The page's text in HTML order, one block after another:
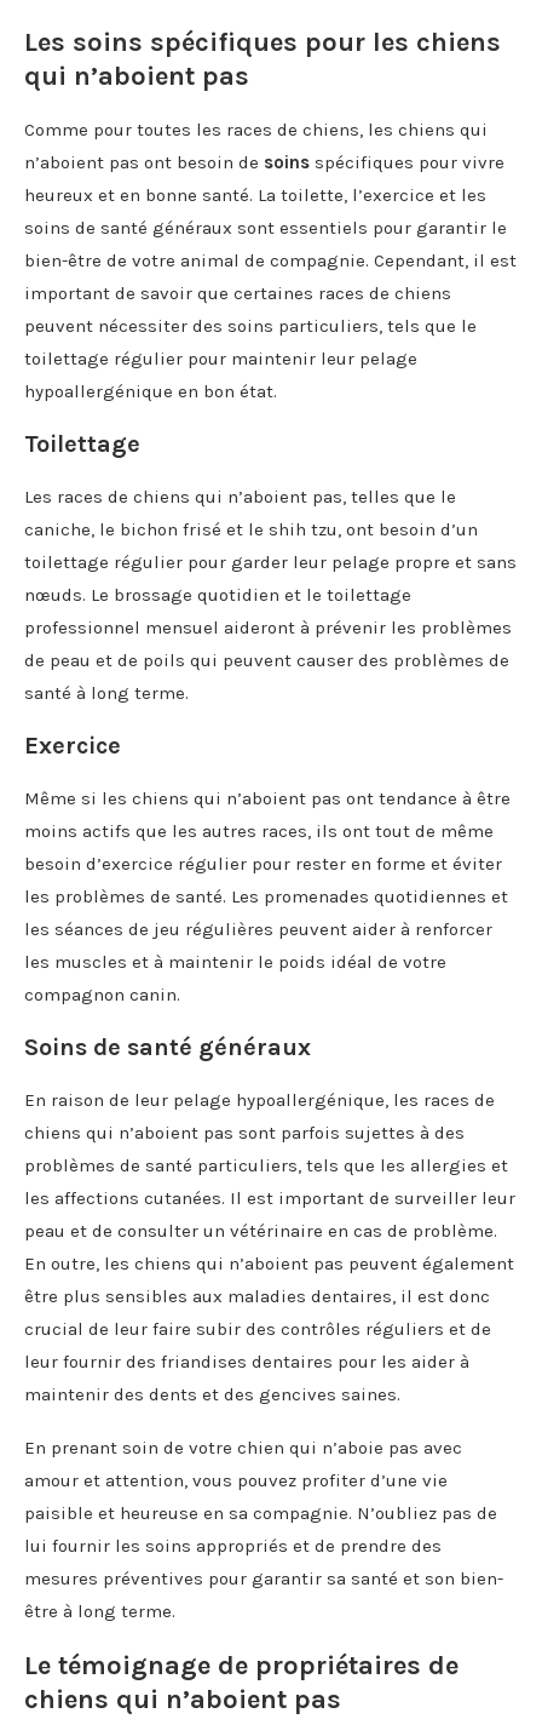
Les soins spécifiques pour les chiens
qui n’aboient pas
Comme pour toutes les races de chiens, les chiens qui
n’aboient pas ont besoin de soins spécifiques pour vivre
heureux et en bonne santé. La toilette, l’exercice et les
soins de santé généraux sont essentiels pour garantir le
bien-être de votre animal de compagnie. Cependant, il est
important de savoir que certaines races de chiens
peuvent nécessiter des soins particuliers, tels que le
toilettage régulier pour maintenir leur pelage
hypoallergénique en bon état.
Toilettage
Les races de chiens qui n’aboient pas, telles que le
caniche, le bichon frisé et le shih tzu, ont besoin d’un
toilettage régulier pour garder leur pelage propre et sans
nœuds. Le brossage quotidien et le toilettage
professionnel mensuel aideront à prévenir les problèmes
de peau et de poils qui peuvent causer des problèmes de
santé à long terme.
Exercice
Même si les chiens qui n’aboient pas ont tendance à être
moins actifs que les autres races, ils ont tout de même
besoin d’exercice régulier pour rester en forme et éviter
les problèmes de santé. Les promenades quotidiennes et
les séances de jeu régulières peuvent aider à renforcer
les muscles et à maintenir le poids idéal de votre
compagnon canin.
Soins de santé généraux
En raison de leur pelage hypoallergénique, les races de
chiens qui n’aboient pas sont parfois sujettes à des
problèmes de santé particuliers, tels que les allergies et
les affections cutanées. Il est important de surveiller leur
peau et de consulter un vétérinaire en cas de problème.
En outre, les chiens qui n’aboient pas peuvent également
être plus sensibles aux maladies dentaires, il est donc
crucial de leur faire subir des contrôles réguliers et de
leur fournir des friandises dentaires pour les aider à
maintenir des dents et des gencives saines.
En prenant soin de votre chien qui n’aboie pas avec
amour et attention, vous pouvez profiter d’une vie
paisible et heureuse en sa compagnie. N’oubliez pas de
lui fournir les soins appropriés et de prendre des
mesures préventives pour garantir sa santé et son bien-
être à long terme.
Le témoignage de propriétaires de
chiens qui n’aboient pas